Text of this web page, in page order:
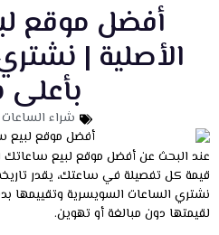
أفضل موقع
الأصلية |
شراء
عند البحث عن أفضل موقع لبيع ساعاتك
قيمة كل تفصيلة في ساعتك، يقدر
نشتري الساعات السويسرية وتقييمها
لقيمتها دون مبالغة أو تهوين.